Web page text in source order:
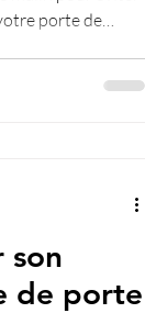
son
de porte